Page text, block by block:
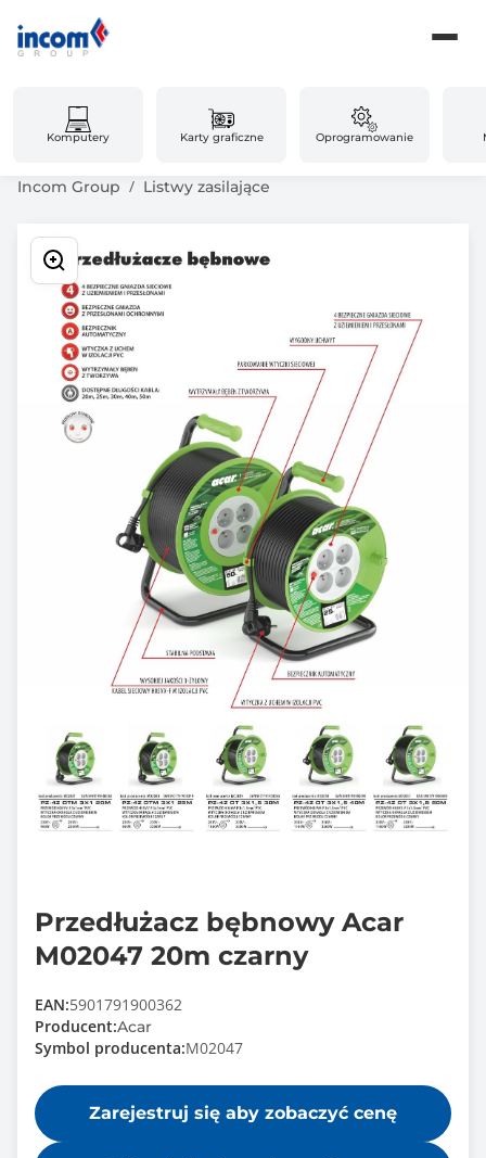
Komputery Karty graficzne Oprogramowanie
Incom Group Listwy zasilające
Przedłużacz bębnowy Acar
M02047 20m czarny
EAN:5901791900362
Producent:Acar
Symbol producenta:M02047
Zarejestruj się aby zobaczyć cenę